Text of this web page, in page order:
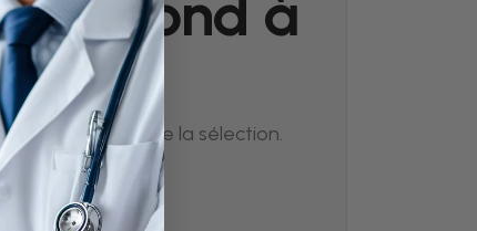
l'ensemble de la sélection.